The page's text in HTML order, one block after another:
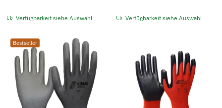
Verfügbarkeit siehe Auswahl Verfügbarkeit siehe Auswahl
Bestseller